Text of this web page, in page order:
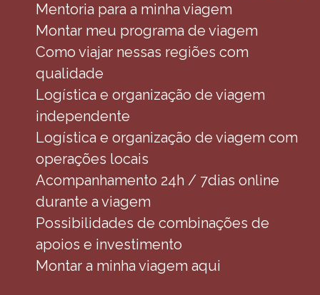
Mentoria para a minha viagem
Montar meu programa de viagem
Como viajar nessas regiões com
qualidade
Logística e organização de viagem
independente
Logística e organização de viagem com
operações locais
Acompanhamento 24h / 7dias online
durante a viagem
Possibilidades de combinações de
apoios e investimento
Montar a minha viagem aqui